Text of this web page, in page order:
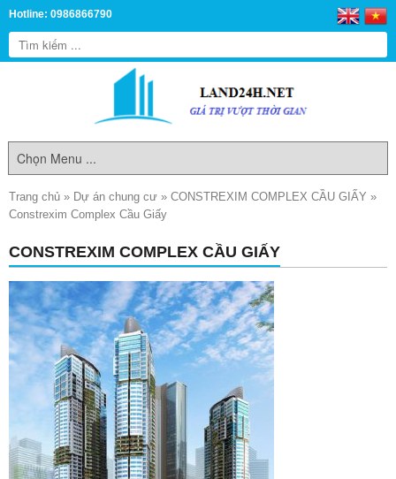
Hotline: 0986866790
Trang chủ » Dự án chung cư » CONSTREXIM COMPLEX CẦU GIẤY »
Constrexim Complex Cầu Giấy
CONSTREXIM COMPLEX CẦU GIẤY